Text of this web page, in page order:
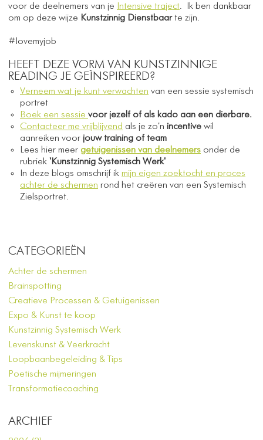
voor de deelnemers van je
Intensive traject. Ik ben dankbaar
om op deze wijze Kunstzinnig Dienstbaarte zijn.
#lovemyjob
HEEFT DEZE VORM VAN KUNSTZINNIGE
READING JE GEÏNSPIREERD?
Verneem wat je kunt verwachten van een sessie systemisch
portret
Boek een sessie voor jezelf of als kado aan een dierbare.
Contacteer me vrijblijvend als je zo'n incentive wil
aanreiken voor jouw training of team
Lees hier meer getuigenissen van deelnemers onder de
rubriek 'Kunstzinnig Systemisch Werk'
In deze blogs omschrijf ik mijn eigen zoektocht en proces
achter de schermen rond het creëren van een Systemisch
Zielsportret.
CATEGORIEËN
Achter de schermen
Brainspotting
Creatieve Processen & Getuigenissen
Expo & Kunst te koop
Kunstzinnig Systemisch Werk
Levenskunst & Veerkracht
Loopbaanbegeleiding & Tips
Poetische mijmeringen
Transformatiecoaching
ARCHIEF